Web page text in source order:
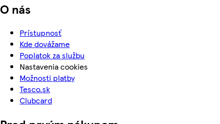
O nás
Prístupnosť
Kde dovážame
Poplatok za službu
Nastavenia cookies
Možnosti platby
Tesco.sk
Clubcard